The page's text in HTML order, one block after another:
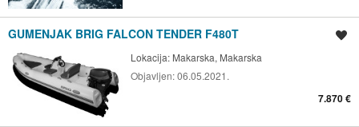
GUMENJAK BRIG FALCON TENDER F480T
Lokacija: Makarska, Makarska
Objavljen:06.05.2021.
7.870 €